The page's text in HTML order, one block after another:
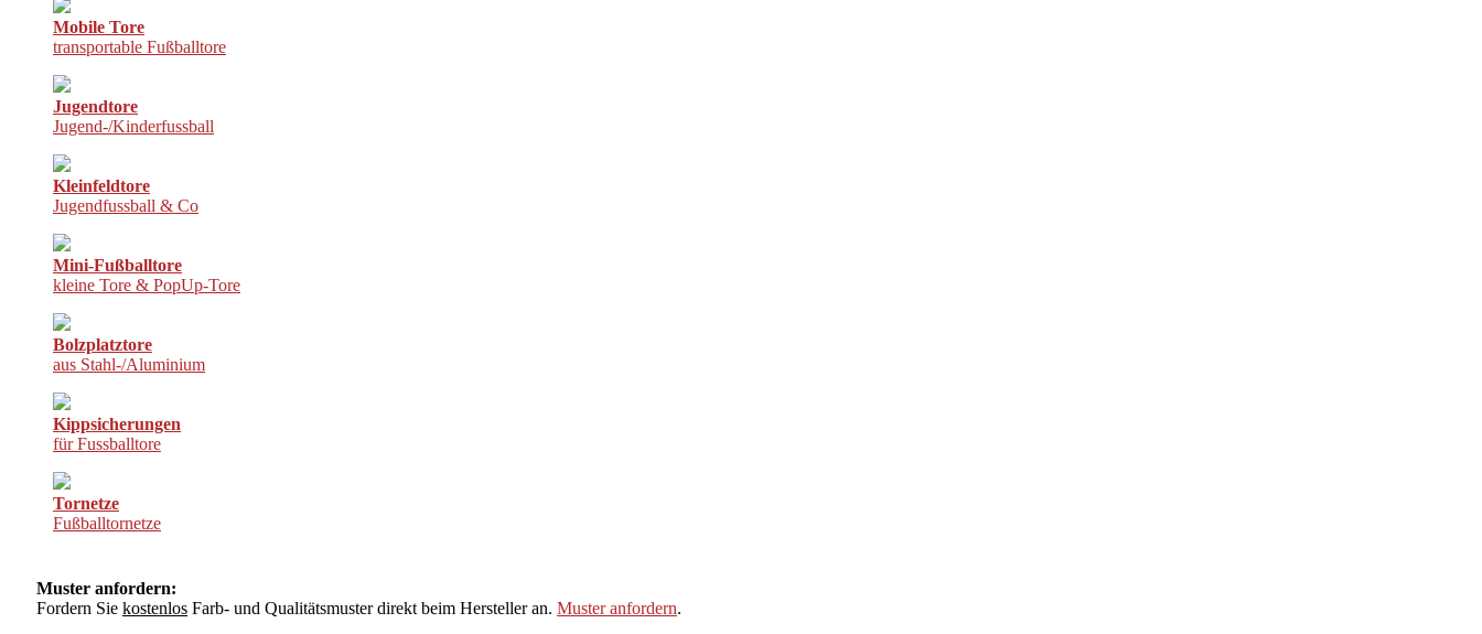
Mobile Tore
transportable Fußballtore
Jugendtore
Jugend-/Kinderfussball
Kleinfeldtore
Jugendfussball & Co
Mini-Fußballtore
kleine Tore & PopUp-Tore
Bolzplatztore
aus Stahl-/Aluminium
Kippsicherungen
für Fussballtore
Tornetze
Fußballtornetze
Muster anfordern:
Fordern Sie kostenlos Farb- und Qualitätsmuster direkt beim Hersteller an. Muster anfordern.